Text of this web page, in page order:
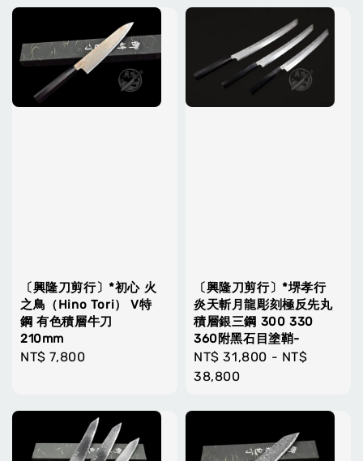
〔興隆刀剪行〕*初心 火
之鳥（Hino Tori） V特
鋼 有色積層牛刀
210mm
Regular
NT$ 7,800
〔興隆刀剪行〕*堺孝行
炎天斬月龍彫刻極反先丸
積層銀三鋼 300 330
360附黑石目塗鞘-
Regular
price
NT$ 31,800 - NT$
38,800